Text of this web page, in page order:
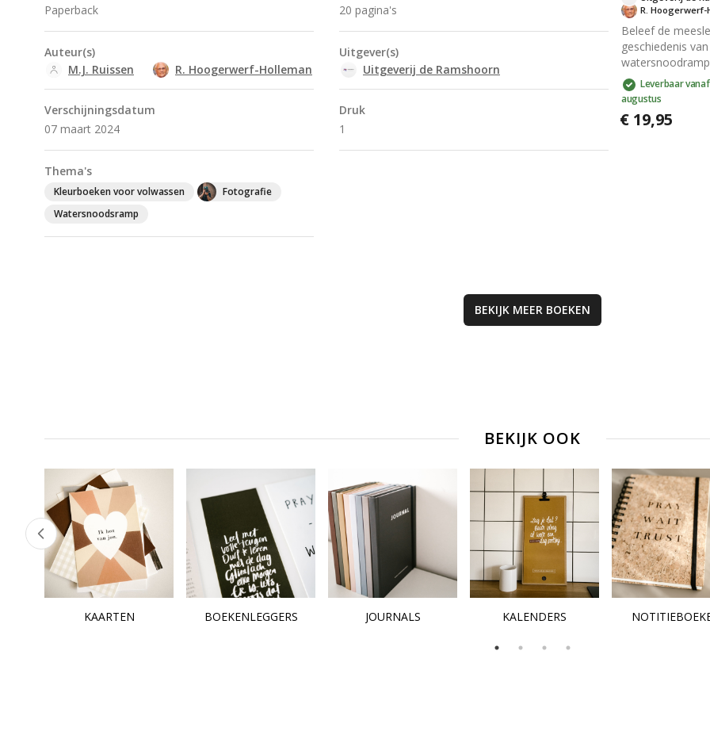
Paperback
20 pagina's
Auteur(s)
M.J. Ruissen
R. Hoogerwerf-Holleman
Uitgever(s)
Uitgeverij de Ramshoorn
Verschijningsdatum
07 maart 2024
Druk
1
Thema's
Kleurboeken voor volwassen
Fotografie
Watersnoodsramp
Beleef de
geschiedenis
1953 op
Duiveland door
van Huib
Ervaar zijn
Leverbaar
augustus
€ 19,95
BEKIJK MEER BOEKEN
BEKIJK OOK
KAARTEN BOEKENLEGGERS JOURNALS KALENDERS